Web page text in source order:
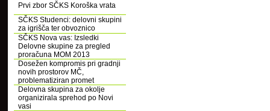
Prvi zbor SČKS Koroška vrata
SČKS Studenci: delovni skupini
za igrišča ter obvoznico
SČKS Nova vas: Izsledki
Delovne skupine za pregled
proračuna MOM 2013
Dosežen kompromis pri gradnji
novih prostorov MČ,
problematiziran promet
Delovna skupina za okolje
organizirala sprehod po Novi
vasi